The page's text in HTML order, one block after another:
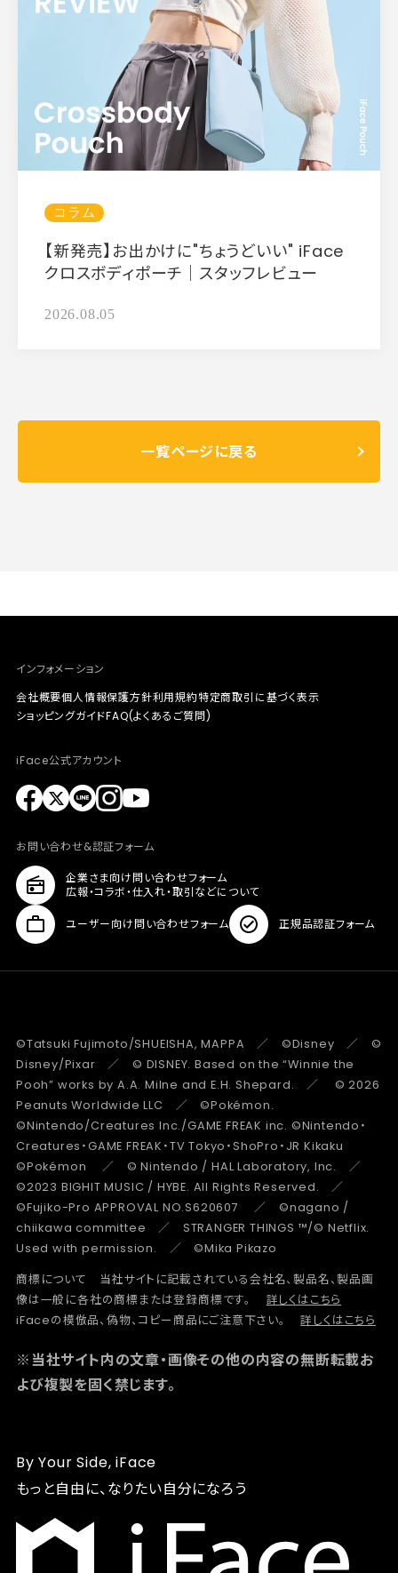
コラム
【新発売】お出かけに"ちょうどいい" iFace
クロスボディポーチ｜スタッフレビュー
2026.08.05
一覧ページに戻る
インフォメーション
会社概要個人情報保護方針利用規約特定商取引に基づく表示
ショッピングガイドFAQ(よくあるご質問)
iFace公式アカウント
お問い合わせ&認証フォーム
企業さま向け問い合わせフォーム
広報・コラボ・仕入れ・取引などについて
ユーザー向け問い合わせフォーム 正規品認証フォーム
©Tatsuki Fujimoto/SHUEISHA, MAPPA ／ ©Disney ／ ©
Disney/Pixar ／ © DISNEY. Based on the “Winnie the
Pooh” works by A.A. Milne and E.H. Shepard. ／ © 2026
Peanuts Worldwide LLC ／ ©Pokémon.
©Nintendo/Creatures Inc./GAME FREAK inc. ©Nintendo・
Creatures・GAME FREAK・TV Tokyo・ShoPro・JR Kikaku
©Pokémon ／ © Nintendo / HAL Laboratory, Inc. ／
©2023 BIGHIT MUSIC / HYBE. All Rights Reserved. ／
©Fujiko-Pro APPROVAL NO.S620607 ／ ©nagano /
chiikawa committee ／ STRANGER THINGS ™/© Netflix.
Used with permission. ／ ©Mika Pikazo
商標について 当社サイトに記載されている会社名、製品名、製品画
像は一般に各社の商標または登録商標です。
詳しくはこちら
iFaceの模倣品、偽物、コピー商品にご注意下さい。
詳しくはこちら
※当社サイト内の文章・画像その他の内容の無断転載お
よび複製を固く禁じます。
By Your Side, iFace
もっと自由に、なりたい自分になろう